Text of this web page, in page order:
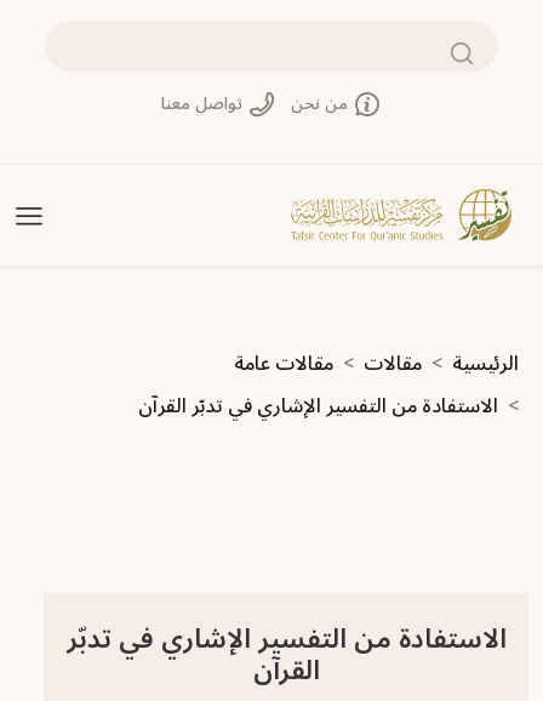
بحث
من نحن تواصل معنا
مسار التنقل
الرئيسية مقالات
مقالات عامة
الاستفادة من التفسير الإشاري في تدبّر القرآن
الاستفادة من التفسير الإشاري في تدبّر
القرآن